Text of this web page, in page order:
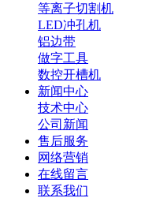
等离子切割机
LED冲孔机
铝边带
做字工具
数控开槽机
新闻中心
技术中心
公司新闻
售后服务
网络营销
在线留言
联系我们